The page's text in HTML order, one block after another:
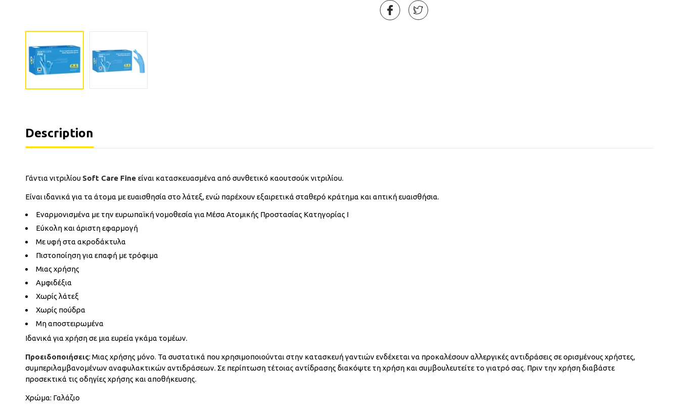
Description
Γάντια νιτριλίου Soft Care Fine είναι κατασκευασμένα από συνθετικό καουτσούκ νιτριλίου.
Είναι ιδανικά για τα άτομα με ευαισθησία στο λάτεξ, ενώ παρέχουν εξαιρετικά σταθερό κράτημα και απτική ευαισθήσια.
Eναρμονισμένα με την ευρωπαϊκή νομοθεσία για Μέσα Ατομικής Προστασίας Κατηγορίας Ι
Εύκολη και άριστη εφαρμογή
Με υφή στα ακροδάκτυλα
Πιστοποίηση για επαφή με τρόφιμα
Μιας χρήσης
Αμφιδέξια
Xωρίς λάτεξ
Χωρίς πούδρα
Μη αποστειρωμένα
Ιδανικά για χρήση σε μια ευρεία γκάμα τομέων.
Προειδοποιήσεις: Μιας χρήσης μόνο. Τα συστατικά που χρησιμοποιούνται στην κατασκευή γαντιών ενδέχεται να προκαλέσουν αλλεργικές αντιδράσεις σε ορισμένους χρήστες,
συμπεριλαμβανομένων αναφυλακτικών αντιδράσεων. Σε περίπτωση τέτοιας αντίδρασης διακόψτε τη χρήση και συμβουλευτείτε το γιατρό σας. Πριν την χρήση διαβάστε
προσεκτικά τις οδηγίες χρήσης και αποθήκευσης.
Χρώμα: Γαλάζιο